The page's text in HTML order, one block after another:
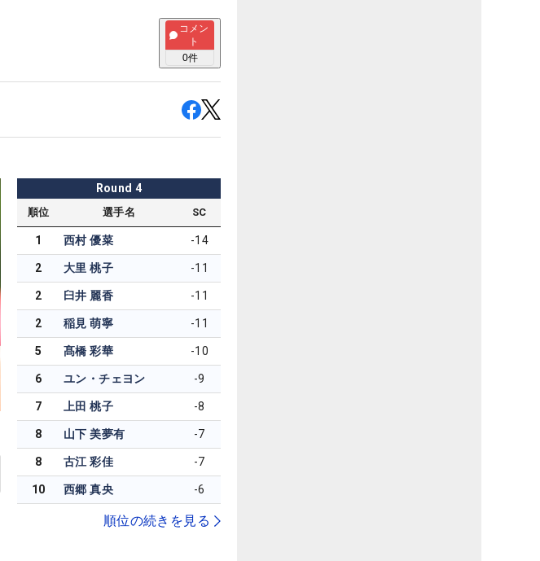
コメン
ト
0件
Round 4
順位 選手名 SC
1 西村 優菜 -14
2 大里 桃子 -11
2 臼井 麗香 -11
2 稲見 萌寧 -11
5 髙橋 彩華 -10
6 ユン・チェヨン -9
7 上田 桃子 -8
8 山下 美夢有 -7
8 古江 彩佳 -7
10 西郷 真央 -6
順位の続きを見る